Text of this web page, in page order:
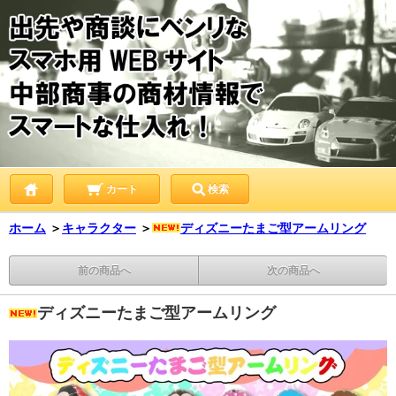
カート 検索
ホーム ＞ キャラクター ＞ ディズニーたまご型アームリング
前の商品へ 次の商品へ
ディズニーたまご型アームリング